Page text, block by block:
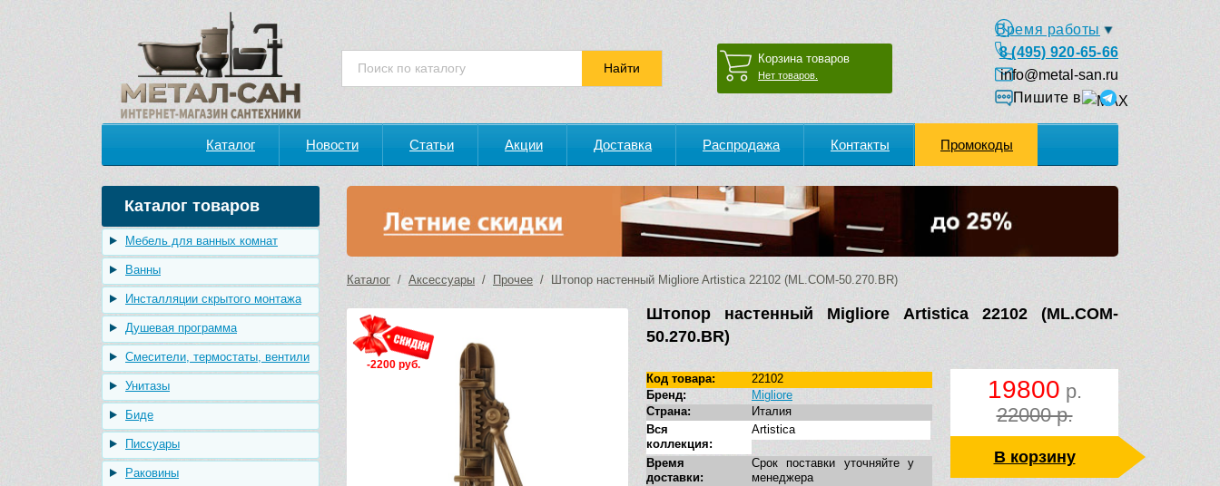
Корзина товаров
Нет товаров.
Время работы
8 (495) 920-65-66
info@metal-san.ru
Пишите в
Каталог Новости Статьи Акции Доставка Распродажа Контакты Промокоды
Каталог товаров
Мебель для ванных комнат
Ванны
Инсталляции скрытого монтажа
Душевая программа
Смесители, термостаты, вентили
Унитазы
Биде
Писсуары
Раковины
Каталог / Аксессуары / Прочее / Штопор настенный Migliore Artistica 22102 (ML.COM-50.270.BR)
-2200 руб.
Штопор настенный Migliore Artistica 22102 (ML.COM-
50.270.BR)
19800 р.
22000 р.
В корзину
Код товара:
22102
Бренд:
Migliore
Страна:
Италия
Вся
коллекция:
Artistica
Время
доставки:
Срок поставки уточняйте у
менеджера